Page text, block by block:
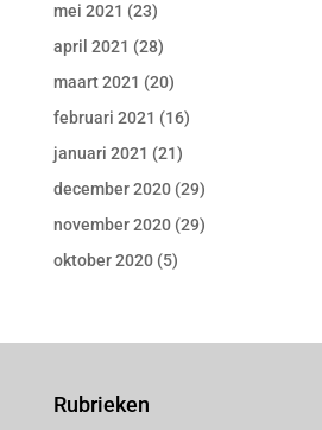
mei 2021 (23)
april 2021 (28)
maart 2021 (20)
februari 2021 (16)
januari 2021 (21)
december 2020(29)
november 2020(29)
oktober 2020(5)
Rubrieken